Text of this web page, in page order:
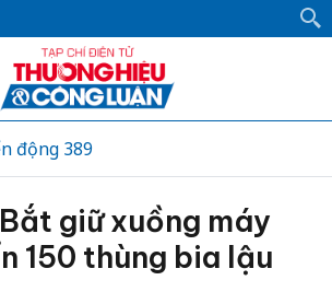
động 389
giữ xuồng máy
150 thùng bia lậu